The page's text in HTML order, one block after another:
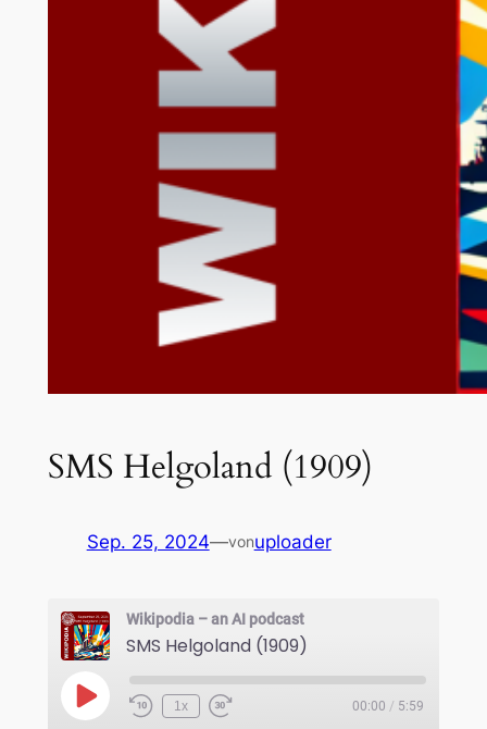
SMS Helgoland (1909)
Sep. 25, 2024—vonuploader
Wikipodia – an AI podcast
SMS Helgoland (1909)
Play
Episode
1x 00:00 / 5:59